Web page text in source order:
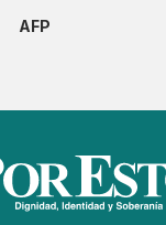
AFP